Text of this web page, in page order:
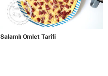
Salamlı Omlet Tarifi